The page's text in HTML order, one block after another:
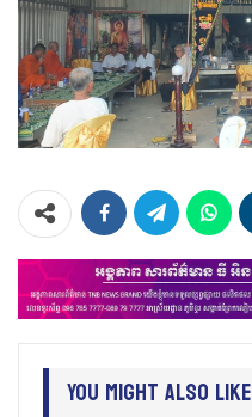
You Might Also Like